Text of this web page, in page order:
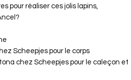
pour réaliser ces jolis lapins,
Scheepjes pour le corps
chez Scheepjes pour le caleçon et